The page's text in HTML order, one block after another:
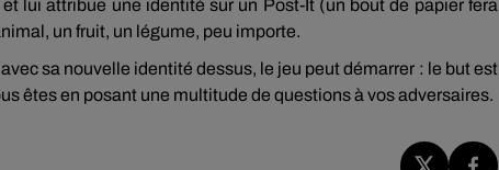
lui attribue une identité sur un Post-It (un bout de papier fera
un fruit, un légume, peu importe.
sa nouvelle identité dessus, le jeu peut démarrer : le but est
êtes en posant une multitude de questions à vos adversaires.